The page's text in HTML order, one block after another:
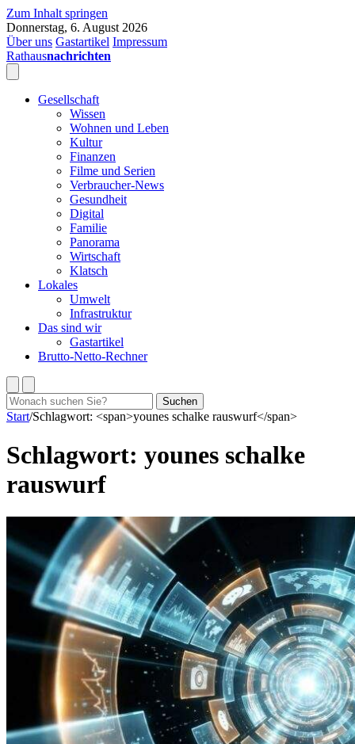
Zum Inhalt springen
Donnerstag, 6. August 2026
Über uns Gastartikel Impressum
Rathausnachrichten
Gesellschaft
Wissen
Wohnen und Leben
Kultur
Finanzen
Filme und Serien
Verbraucher-News
Gesundheit
Digital
Familie
Panorama
Wirtschaft
Klatsch
Lokales
Umwelt
Infrastruktur
Das sind wir
Gastartikel
Brutto-Netto-Rechner
Suchen
nach:
Suchen
Start/Schlagwort: <span>younes schalke rauswurf</span>
Schlagwort: younes schalke
rauswurf